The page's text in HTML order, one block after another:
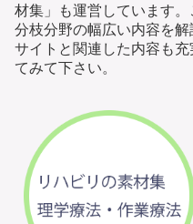
材集」も運営しています
分枝分野の幅広い内容を
サイトと関連した内容も
てみて下さい。